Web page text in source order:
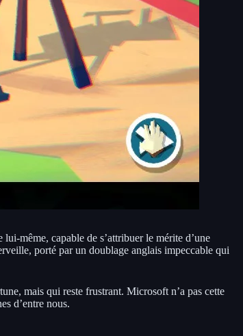
même, capable de s’attribuer le mérite d’une
porté par un doublage anglais impeccable qui
mais qui reste frustrant. Microsoft n’a pas cette
d’entre nous.